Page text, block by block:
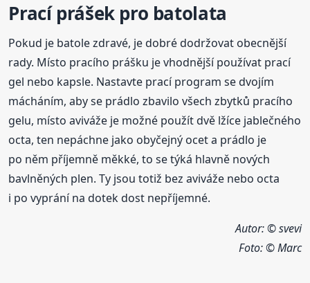
Prací prášek pro batolata
Pokud je batole zdravé, je dobré dodržovat obecnější
rady. Místo pracího prášku je vhodnější používat prací
gel nebo kapsle. Nastavte prací program se dvojím
mácháním, aby se prádlo zbavilo všech zbytků pracího
gelu, místo aviváže je možné použít dvě lžíce jablečného
octa, ten nepáchne jako obyčejný ocet a prádlo je
po něm příjemně měkké, to se týká hlavně nových
bavlněných plen. Ty jsou totiž bez aviváže nebo octa
i po vyprání na dotek dost nepříjemné.
Autor: © svevi
Foto:© Marc